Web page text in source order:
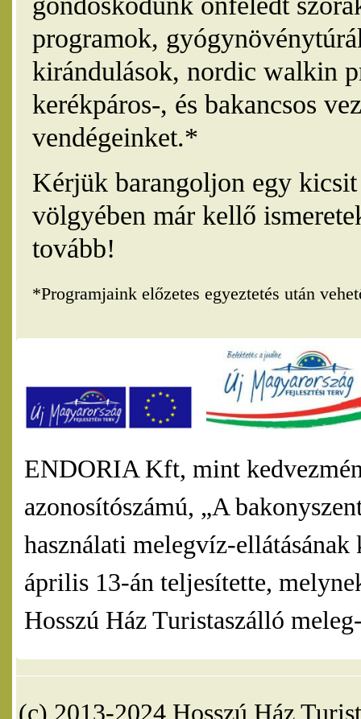
programok,
kirándulások, nordic walkin
kerékpáros-, és bakancsos
vendégeinket.*
Kérjük barangoljon egy
völgyében már kellő
tovább!
*Programjaink előzetes egyeztetés után
ENDORIA Kft, mint
azonosítószámú, „A
használati melegvíz-
április 13-án teljesítette,
Hosszú Ház Turistaszálló
(c) 2013-2024 Hosszú Ház